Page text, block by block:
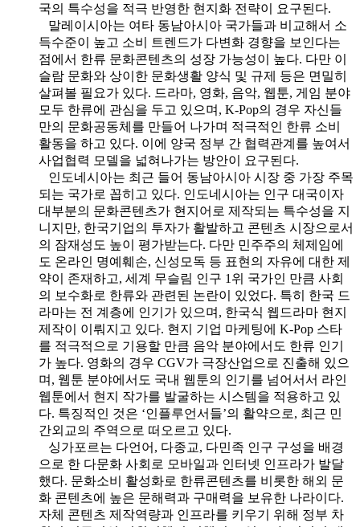
국의 특수성을 적극 반영한 현지화 전략이 요구된다.
말레이시아는 여타 동남아시아 국가들과 비교해서 소
득수준이 높고 소비 트렌드가 다변화 경향을 보인다는
점에서 한류 문화콘텐츠의 성장 가능성이 높다. 다만 이
슬람 문화와 상이한 문화생활 양식 및 규제 등은 면밀히
살펴볼 필요가 있다. 드라마, 영화, 음악, 웹툰, 게임 분야
모두 한류에 관심을 두고 있으며, K-Pop의 경우 자신들
만의 문화공동체를 만들어 나가며 적극적인 한류 소비
활동을 하고 있다. 이에 양국 정부 간 협력관계를 높여서
사업협력 모델을 넓혀나가는 방안이 요구된다.
인도네시아는 최근 들어 동남아시아 시장 중 가장 주목
되는 국가로 꼽히고 있다. 인도네시아는 인구 대국이자
대부분의 문화콘텐츠가 현지어로 제작되는 특수성을 지
니지만, 한국기업의 투자가 활발하고 콘텐츠 시장으로서
의 잠재성도 높이 평가받는다. 다만 민주주의 체제임에
도 온라인 명예훼손, 신성모독 등 표현의 자유에 대한 제
약이 존재하고, 세계 무슬림 인구 1위 국가인 만큼 사회
의 보수화로 한류와 관련된 논란이 있었다. 특히 한국 드
라마는 전 계층에 인기가 있으며, 한국식 웹드라마 현지
제작이 이뤄지고 있다. 현지 기업 마케팅에 K-Pop 스타
를 적극적으로 기용할 만큼 음악 분야에서도 한류 인기
가 높다. 영화의 경우 CGV가 극장산업으로 진출해 있으
며, 웹툰 분야에서도 국내 웹툰의 인기를 넘어서서 라인
웹툰에서 현지 작가를 발굴하는 시스템을 적용하고 있
다. 특징적인 것은 ‘인플루언서들’의 활약으로, 최근 민
간외교의 주역으로 떠오르고 있다.
싱가포르는 다언어, 다종교, 다민족 인구 구성을 배경
으로 한 다문화 사회로 모바일과 인터넷 인프라가 발달
했다. 문화소비 활성화로 한류콘텐츠를 비롯한 해외 문
화 콘텐츠에 높은 문해력과 구매력을 보유한 나라이다.
자체 콘텐츠 제작역량과 인프라를 키우기 위해 정부 차